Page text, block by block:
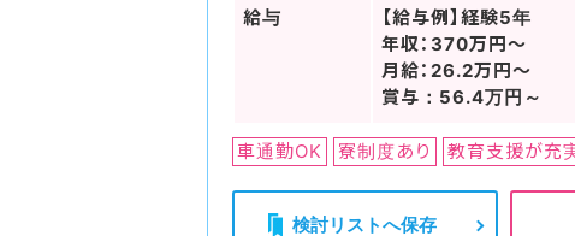
給与
【給与例】経験5年
年収：370万円～
月給：26.2万円～
賞与：56.4万円～
車通勤OK 寮制度あり 教育支援が充
検討リストへ保存